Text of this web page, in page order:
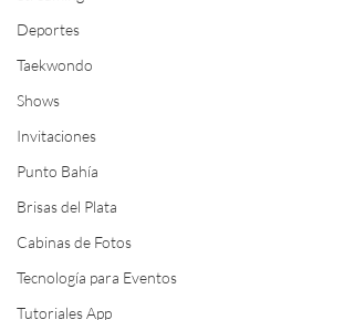
Deportes
Taekwondo
Shows
Invitaciones
Punto Bahía
Brisas del Plata
Cabinas de Fotos
Tecnología para Eventos
Tutoriales App